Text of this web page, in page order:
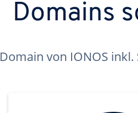
Domains
Domain von IONOS